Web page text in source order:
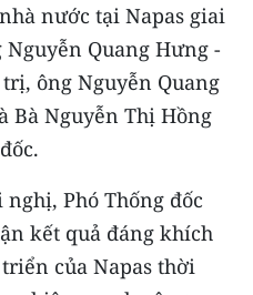
XÃ
nước tại Napas giai
Nguyễn Quang Hưng -
ông Nguyễn Quang
Bà Nguyễn Thị Hồng
Phó Thống đốc
kết quả đáng khích
của Napas thời